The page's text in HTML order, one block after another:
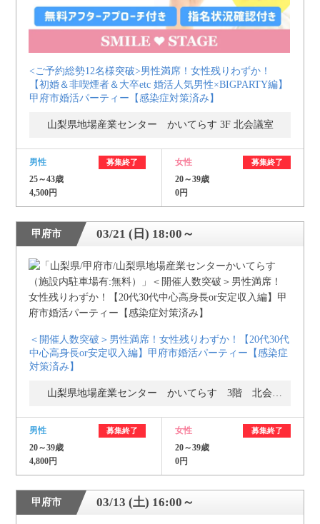
<ご予約総勢12名様突破>男性満席！女性残りわずか！
【初婚＆非喫煙者＆大卒etc 婚活人気男性×BIGPARTY編】
甲府市婚活パーティー【感染症対策済み】
山梨県地場産業センター かいてらす 3F 北会議室
男性 募集終了
25～43歳
4,500円
女性 募集終了
20～39歳
0円
甲府市 03/21 (日) 18:00～
＜開催人数突破＞男性満席！女性残りわずか！【20代30代
中心高身長or安定収入編】甲府市婚活パーティー【感染症
対策済み】
男性 募集終了
20～39歳
4,800円
女性 募集終了
20～39歳
0円
甲府市 03/13 (土) 16:00～